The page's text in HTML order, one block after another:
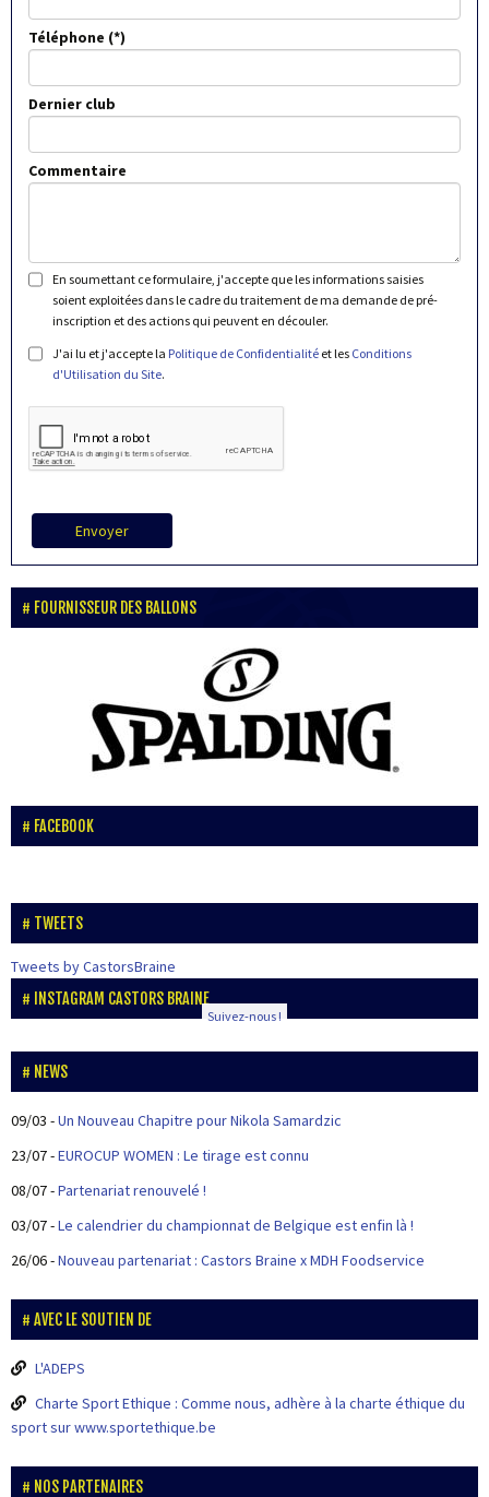
Téléphone
Dernier club
Commentaire
En soumettant ce formulaire, j'accepte que les informations saisies
soient exploitées dans le cadre du traitement de ma demande de pré-
inscription et des actions qui peuvent en découler.
J'ai lu et j'accepte la Politique de Confidentialité et les Conditions
d'Utilisation du Site.
Envoyer
FOURNISSEUR DES BALLONS
FACEBOOK
TWEETS
Tweets by CastorsBraine
INSTAGRAM CASTORS BRAINE
Suivez-nous !
NEWS
09/03 -Un Nouveau Chapitre pour Nikola Samardzic
23/07-EUROCUP WOMEN : Le tirage est connu
08/07-Partenariat renouvelé !
03/07-Le calendrier du championnat de Belgique est enfin là !
26/06-Nouveau partenariat : Castors Braine x MDH Foodservice
AVEC LE SOUTIEN DE
L'ADEPS
Charte Sport Ethique : Comme nous, adhère à la charte éthique du
sport sur www.sportethique.be
NOS PARTENAIRES